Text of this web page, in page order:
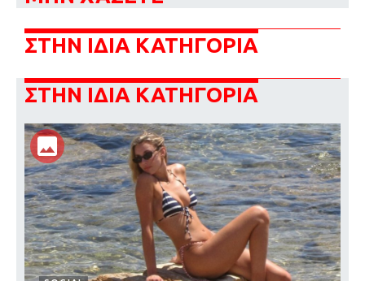
ΣΤΗΝ ΙΔΙΑ ΚΑΤΗΓΟΡΙΑ
ΣΤΗΝ ΙΔΙΑ ΚΑΤΗΓΟΡΙΑ